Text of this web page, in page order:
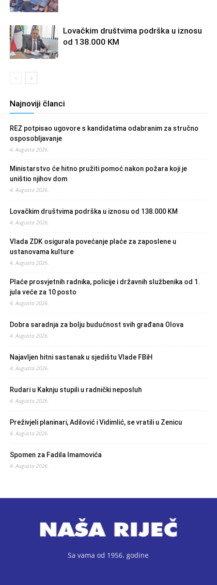
Lovačkim društvima podrška u iznosu
od 138.000 KM
Najnoviji članci
REZ potpisao ugovore s kandidatima odabranim za stručno
osposobljavanje
4. Augusta 2026.
Ministarstvo će hitno pružiti pomoć nakon požara koji je
uništio njihov dom
4. Augusta 2026.
Lovačkim društvima podrška u iznosu od 138.000 KM
4. Augusta 2026.
Vlada ZDK osigurala povećanje plaće za zaposlene u
ustanovama kulture
4. Augusta 2026.
Plaće prosvjetnih radnika, policije i državnih službenika od 1.
jula veće za 10 posto
4. Augusta 2026.
Dobra saradnja za bolju budućnost svih građana Olova
4. Augusta 2026.
Najavljen hitni sastanak u sjedištu Vlade FBiH
4. Augusta 2026.
Rudari u Kaknju stupili u radnički neposluh
4. Augusta 2026.
Preživjeli planinari, Adilović i Vidimlić, se vratili u Zenicu
4. Augusta 2026.
Spomen za Fadila Imamovića
4. Augusta 2026.
Sa vama od 1956. godine